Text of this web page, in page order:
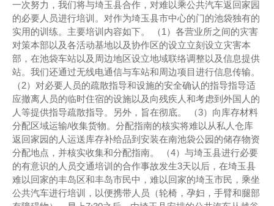
一次努力，我们将与埼玉县合作，对难以乘公共汽车返回家园
的必要人员进行培训。对作为埼玉县市中心的门的池袋独有的
实用的训练。主要培训内容如下。 （1）各营业所之间的灾害
对策本部以及各活动基地以及协作区的设立立刻设立灾害本
部，在池袋车站以及周边地区设立地域联络调整以及信息提供
站。我们还通过无线电通信与车站和周边项目进行信息传输。
（2）对必要人员的疏散指导和设施的安全确认的指导指导适
应撤离人员的临时住宿的设施以及向残疾人和考虑到外国人的
人等提供指导疏散指导。另外，旨在彻底。 （3）向库存材料
分配区域运输/收集货物。分配指南的核实将难以从私人仓库
返回家园的人运送库存补给品到安装在南池袋公园的储存物资
分配地点，并核实收集和分配指南。 （4）与埼玉县进行必要
的有意识的人员交通培训的合作事故发生3天以后，在埼玉县
难以回家的丰岛区和丰岛市民中，难以回家的埼玉市民，乘坐
公共汽车进行培训，以便携带人员（轮椅，孕妇，手臂和腿部